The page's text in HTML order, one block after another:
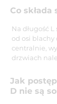
Co składa
Na długość
od osi blachy
centralnie,
drzwiach
Jak
D nie są